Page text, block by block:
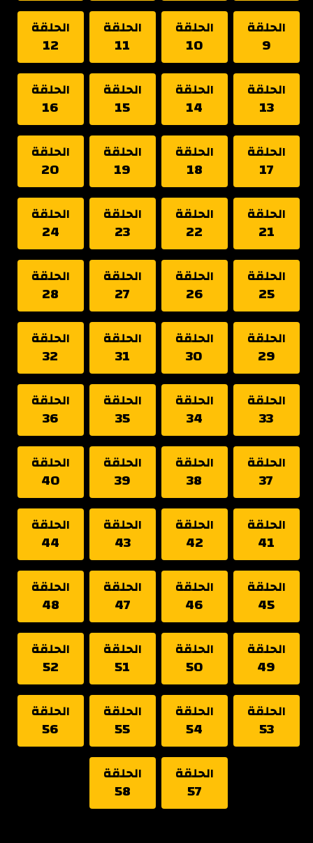
الحلقة
9
الحلقة
10
الحلقة
11
الحلقة
12
الحلقة
13
الحلقة
14
الحلقة
15
الحلقة
16
الحلقة
17
الحلقة
18
الحلقة
19
الحلقة
20
الحلقة
21
الحلقة
22
الحلقة
23
الحلقة
24
الحلقة
25
الحلقة
26
الحلقة
27
الحلقة
28
الحلقة
29
الحلقة
30
الحلقة
31
الحلقة
32
الحلقة
33
الحلقة
34
الحلقة
35
الحلقة
36
الحلقة
37
الحلقة
38
الحلقة
39
الحلقة
40
الحلقة
41
الحلقة
42
الحلقة
43
الحلقة
44
الحلقة
45
الحلقة
46
الحلقة
47
الحلقة
48
الحلقة
49
الحلقة
50
الحلقة
51
الحلقة
52
الحلقة
53
الحلقة
54
الحلقة
55
الحلقة
56
الحلقة
57
الحلقة
58